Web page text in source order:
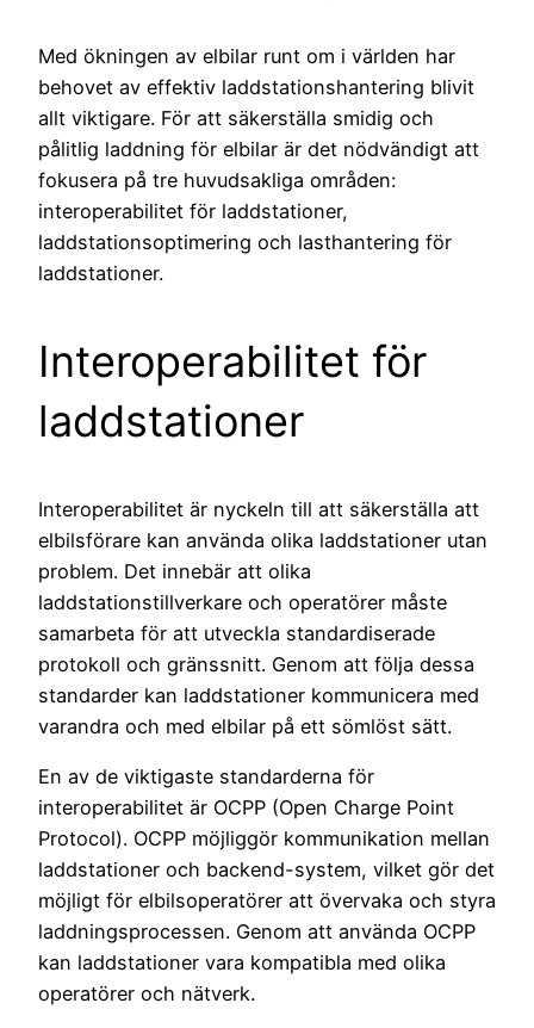
Med ökningen av elbilar runt om i världen har
behovet av effektiv laddstationshantering blivit
allt viktigare. För att säkerställa smidig och
pålitlig laddning för elbilar är det nödvändigt att
fokusera på tre huvudsakliga områden:
interoperabilitet för laddstationer,
laddstationsoptimering och lasthantering för
laddstationer.
Interoperabilitet för
laddstationer
Interoperabilitet är nyckeln till att säkerställa att
elbilsförare kan använda olika laddstationer utan
problem. Det innebär att olika
laddstationstillverkare och operatörer måste
samarbeta för att utveckla standardiserade
protokoll och gränssnitt. Genom att följa dessa
standarder kan laddstationer kommunicera med
varandra och med elbilar på ett sömlöst sätt.
En av de viktigaste standarderna för
interoperabilitet är OCPP (Open Charge Point
Protocol). OCPP möjliggör kommunikation mellan
laddstationer och backend-system, vilket gör det
möjligt för elbilsoperatörer att övervaka och styra
laddningsprocessen. Genom att använda OCPP
kan laddstationer vara kompatibla med olika
operatörer och nätverk.